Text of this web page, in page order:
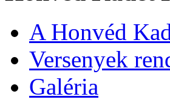
A Honvéd
Versenyek
Galéria